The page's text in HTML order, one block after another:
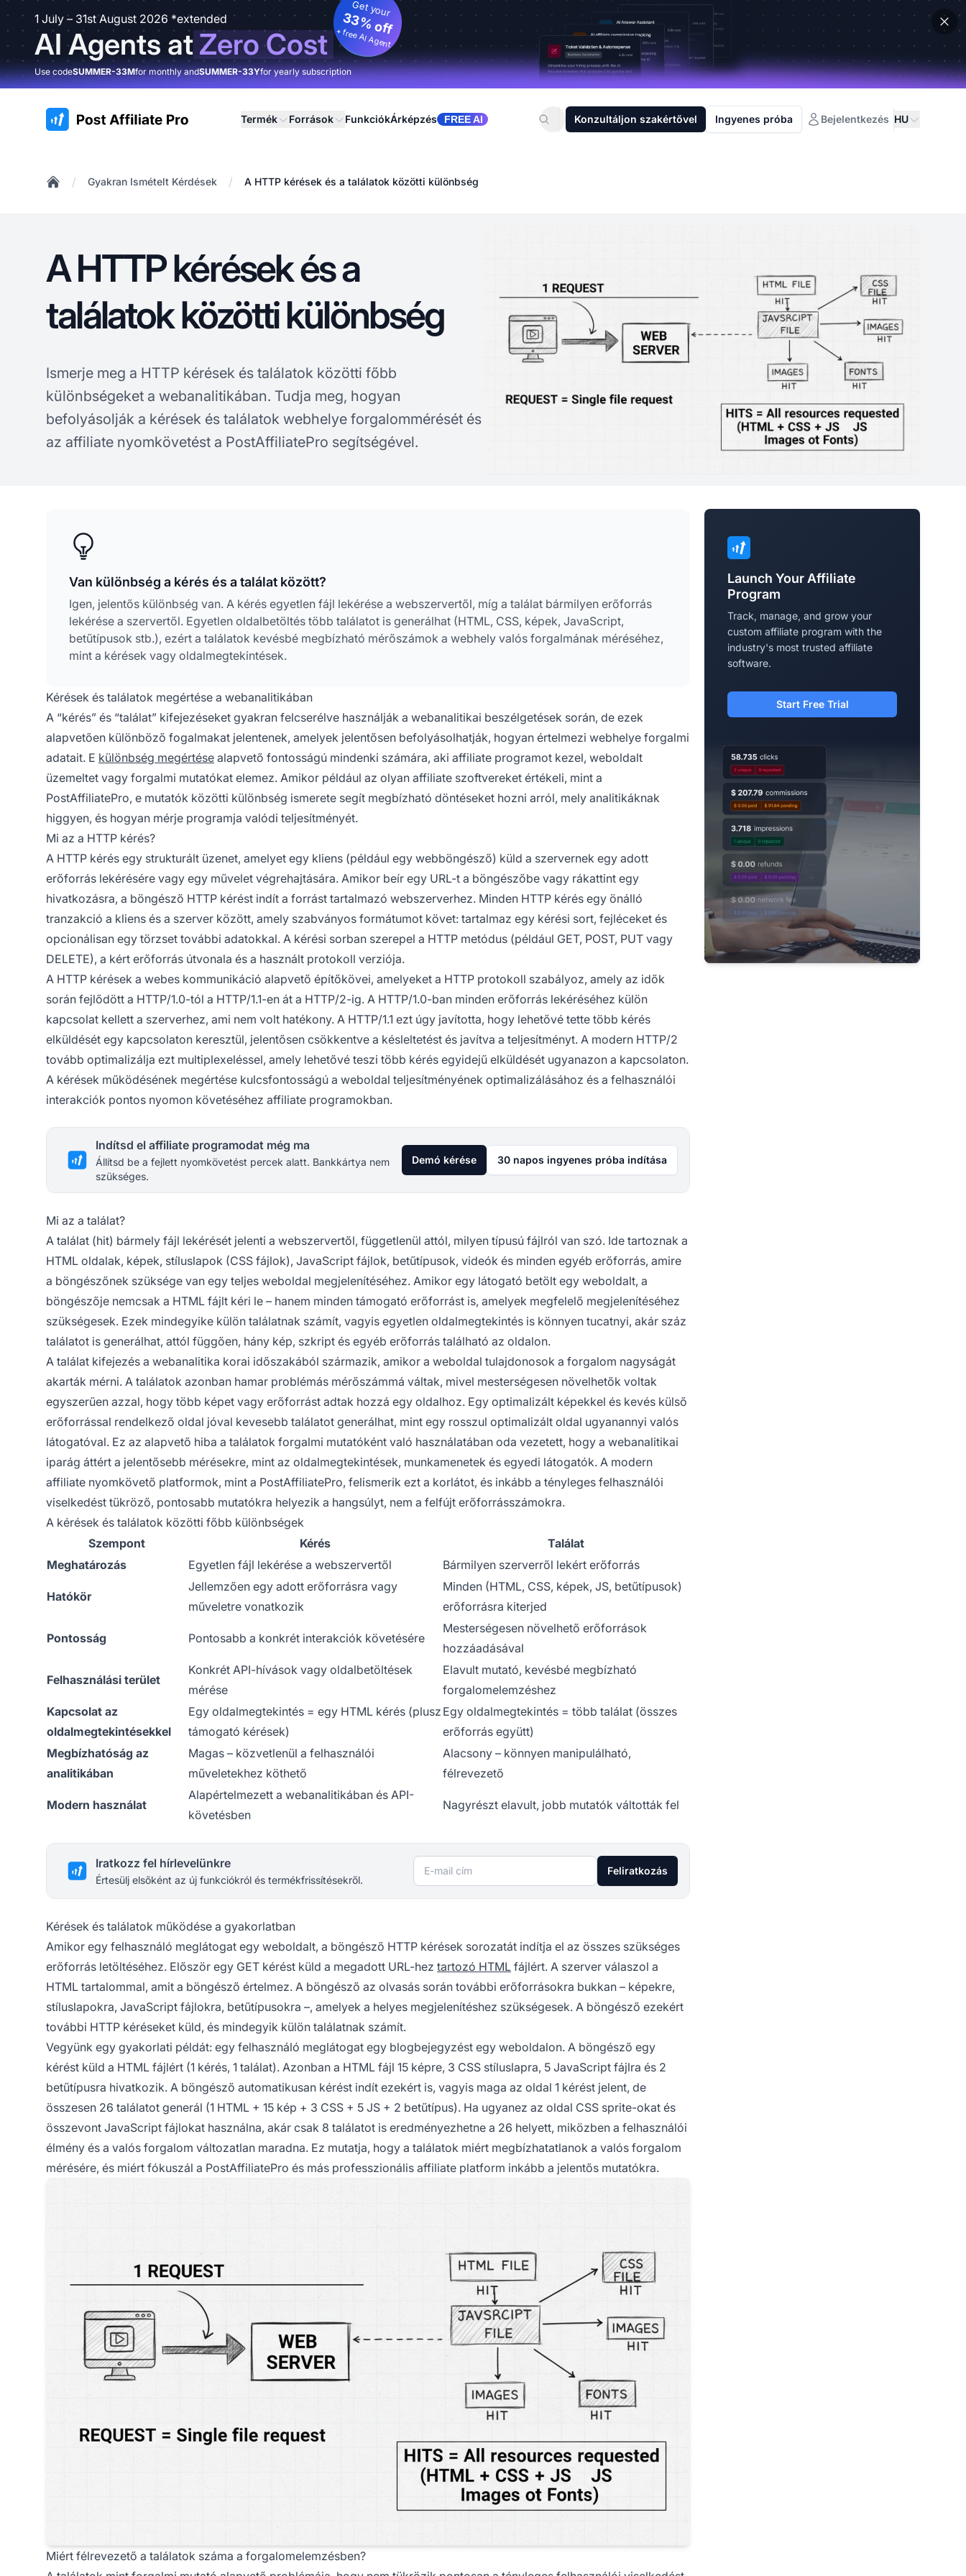
1 July – 31st August 2026 *extended
AI Agents atZero Cost
Get your
33% off
+ free AI Agent
Use codeSUMMER-33Mfor monthly andSUMMER-33Yfor yearly subscription
:site.title Termék Források FunkciókÁrképzés FREE AI Konzultáljon szakértővel Ingyenes próba Bejelentkezés HU
/ Gyakran Ismételt Kérdések / A HTTP kérések és a találatok közötti különbség
A HTTP kérések és a
találatok közötti különbség
Ismerje meg a HTTP kérések és találatok közötti főbb
különbségeket a webanalitikában. Tudja meg, hogyan
befolyásolják a kérések és találatok webhelye forgalommérését és
az affiliate nyomkövetést a PostAffiliatePro segítségével.
Van különbség a kérés és a találat között?
Igen, jelentős különbség van. A kérés egyetlen fájl lekérése a webszervertől, míg a találat bármilyen erőforrás
lekérése a szervertől. Egyetlen oldalbetöltés több találatot is generálhat (HTML, CSS, képek, JavaScript,
betűtípusok stb.), ezért a találatok kevésbé megbízható mérőszámok a webhely valós forgalmának méréséhez,
mint a kérések vagy oldalmegtekintések.
Kérések és találatok megértése a webanalitikában
A “kérés” és “találat” kifejezéseket gyakran felcserélve használják a webanalitikai beszélgetések során, de ezek
alapvetően különböző fogalmakat jelentenek, amelyek jelentősen befolyásolhatják, hogyan értelmezi webhelye forgalmi
adatait. E különbség megértése alapvető fontosságú mindenki számára, aki affiliate programot kezel, weboldalt
üzemeltet vagy forgalmi mutatókat elemez. Amikor például az olyan affiliate szoftvereket értékeli, mint a
PostAffiliatePro, e mutatók közötti különbség ismerete segít megbízható döntéseket hozni arról, mely analitikáknak
higgyen, és hogyan mérje programja valódi teljesítményét.
Mi az a HTTP kérés?
A HTTP kérés egy strukturált üzenet, amelyet egy kliens (például egy webböngésző) küld a szervernek egy adott
erőforrás lekérésére vagy egy művelet végrehajtására. Amikor beír egy URL-t a böngészőbe vagy rákattint egy
hivatkozásra, a böngésző HTTP kérést indít a forrást tartalmazó webszerverhez. Minden HTTP kérés egy önálló
tranzakció a kliens és a szerver között, amely szabványos formátumot követ: tartalmaz egy kérési sort, fejléceket és
opcionálisan egy törzset további adatokkal. A kérési sorban szerepel a HTTP metódus (például GET, POST, PUT vagy
DELETE), a kért erőforrás útvonala és a használt protokoll verziója.
A HTTP kérések a webes kommunikáció alapvető építőkövei, amelyeket a HTTP protokoll szabályoz, amely az idők
során fejlődött a HTTP/1.0-tól a HTTP/1.1-en át a HTTP/2-ig. A HTTP/1.0-ban minden erőforrás lekéréséhez külön
kapcsolat kellett a szerverhez, ami nem volt hatékony. A HTTP/1.1 ezt úgy javította, hogy lehetővé tette több kérés
elküldését egy kapcsolaton keresztül, jelentősen csökkentve a késleltetést és javítva a teljesítményt. A modern HTTP/2
tovább optimalizálja ezt multiplexeléssel, amely lehetővé teszi több kérés egyidejű elküldését ugyanazon a kapcsolaton.
A kérések működésének megértése kulcsfontosságú a weboldal teljesítményének optimalizálásához és a felhasználói
interakciók pontos nyomon követéséhez affiliate programokban.
Indítsd el affiliate programodat még ma
Állítsd be a fejlett nyomkövetést percek alatt. Bankkártya nem
szükséges.
Demó kérése 30 napos ingyenes próba indítása
Mi az a találat?
A találat (hit) bármely fájl lekérését jelenti a webszervertől, függetlenül attól, milyen típusú fájlról van szó. Ide tartoznak a
HTML oldalak, képek, stíluslapok (CSS fájlok), JavaScript fájlok, betűtípusok, videók és minden egyéb erőforrás, amire
a böngészőnek szüksége van egy teljes weboldal megjelenítéséhez. Amikor egy látogató betölt egy weboldalt, a
böngészője nemcsak a HTML fájlt kéri le – hanem minden támogató erőforrást is, amelyek megfelelő megjelenítéséhez
szükségesek. Ezek mindegyike külön találatnak számít, vagyis egyetlen oldalmegtekintés is könnyen tucatnyi, akár száz
találatot is generálhat, attól függően, hány kép, szkript és egyéb erőforrás található az oldalon.
A találat kifejezés a webanalitika korai időszakából származik, amikor a weboldal tulajdonosok a forgalom nagyságát
akarták mérni. A találatok azonban hamar problémás mérőszámmá váltak, mivel mesterségesen növelhetők voltak
egyszerűen azzal, hogy több képet vagy erőforrást adtak hozzá egy oldalhoz. Egy optimalizált képekkel és kevés külső
erőforrással rendelkező oldal jóval kevesebb találatot generálhat, mint egy rosszul optimalizált oldal ugyanannyi valós
látogatóval. Ez az alapvető hiba a találatok forgalmi mutatóként való használatában oda vezetett, hogy a webanalitikai
iparág áttért a jelentősebb mérésekre, mint az oldalmegtekintések, munkamenetek és egyedi látogatók. A modern
affiliate nyomkövető platformok, mint a PostAffiliatePro, felismerik ezt a korlátot, és inkább a tényleges felhasználói
viselkedést tükröző, pontosabb mutatókra helyezik a hangsúlyt, nem a felfújt erőforrásszámokra.
A kérések és találatok közötti főbb különbségek
Szempont
Kérés
Találat
Meghatározás
Egyetlen fájl lekérése a webszervertől Bármilyen szerverről lekért erőforrás
Hatókör
Jellemzően egy adott erőforrásra vagy
műveletre vonatkozik
Minden (HTML, CSS, képek, JS, betűtípusok)
erőforrásra kiterjed
Pontosság Pontosabb a konkrét interakciók követésére
Mesterségesen növelhető erőforrások
hozzáadásával
Felhasználási terület
Konkrét API-hívások vagy oldalbetöltések
mérése
Elavult mutató, kevésbé megbízható
forgalomelemzéshez
Kapcsolat az
oldalmegtekintésekkel
Egy oldalmegtekintés = egy HTML kérés (plusz
támogató kérések)
Egy oldalmegtekintés = több találat (összes
erőforrás együtt)
Megbízhatóság az
analitikában
Magas – közvetlenül a felhasználói
műveletekhez köthető
Alacsony – könnyen manipulálható,
félrevezető
Modern használat
Alapértelmezett a webanalitikában és API-
követésben
Nagyrészt elavult, jobb mutatók váltották fel
Iratkozz fel hírlevelünkre
Értesülj elsőként az új funkciókról és termékfrissítésekről.
E-mail cím Feliratkozás
Kérések és találatok működése a gyakorlatban
Amikor egy felhasználó meglátogat egy weboldalt, a böngésző HTTP kérések sorozatát indítja el az összes szükséges
erőforrás letöltéséhez. Először egy GET kérést küld a megadott URL-hez tartozó HTML fájlért. A szerver válaszol a
HTML tartalommal, amit a böngésző értelmez. A böngésző az olvasás során további erőforrásokra bukkan – képekre,
stíluslapokra, JavaScript fájlokra, betűtípusokra –, amelyek a helyes megjelenítéshez szükségesek. A böngésző ezekért
további HTTP kéréseket küld, és mindegyik külön találatnak számít.
Vegyünk egy gyakorlati példát: egy felhasználó meglátogat egy blogbejegyzést egy weboldalon. A böngésző egy
kérést küld a HTML fájlért (1 kérés, 1 találat). Azonban a HTML fájl 15 képre, 3 CSS stíluslapra, 5 JavaScript fájlra és 2
betűtípusra hivatkozik. A böngésző automatikusan kérést indít ezekért is, vagyis maga az oldal 1 kérést jelent, de
összesen 26 találatot generál (1 HTML + 15 kép + 3 CSS + 5 JS + 2 betűtípus). Ha ugyanez az oldal CSS sprite-okat és
összevont JavaScript fájlokat használna, akár csak 8 találatot is eredményezhetne a 26 helyett, miközben a felhasználói
élmény és a valós forgalom változatlan maradna. Ez mutatja, hogy a találatok miért megbízhatatlanok a valós forgalom
mérésére, és miért fókuszál a PostAffiliatePro és más professzionális affiliate platform inkább a jelentős mutatókra.
Miért félrevezető a találatok száma a forgalomelemzésben?
Launch Your Affiliate
Program
Track, manage, and grow your
custom affiliate program with the
industry's most trusted affiliate
software.
Start Free Trial